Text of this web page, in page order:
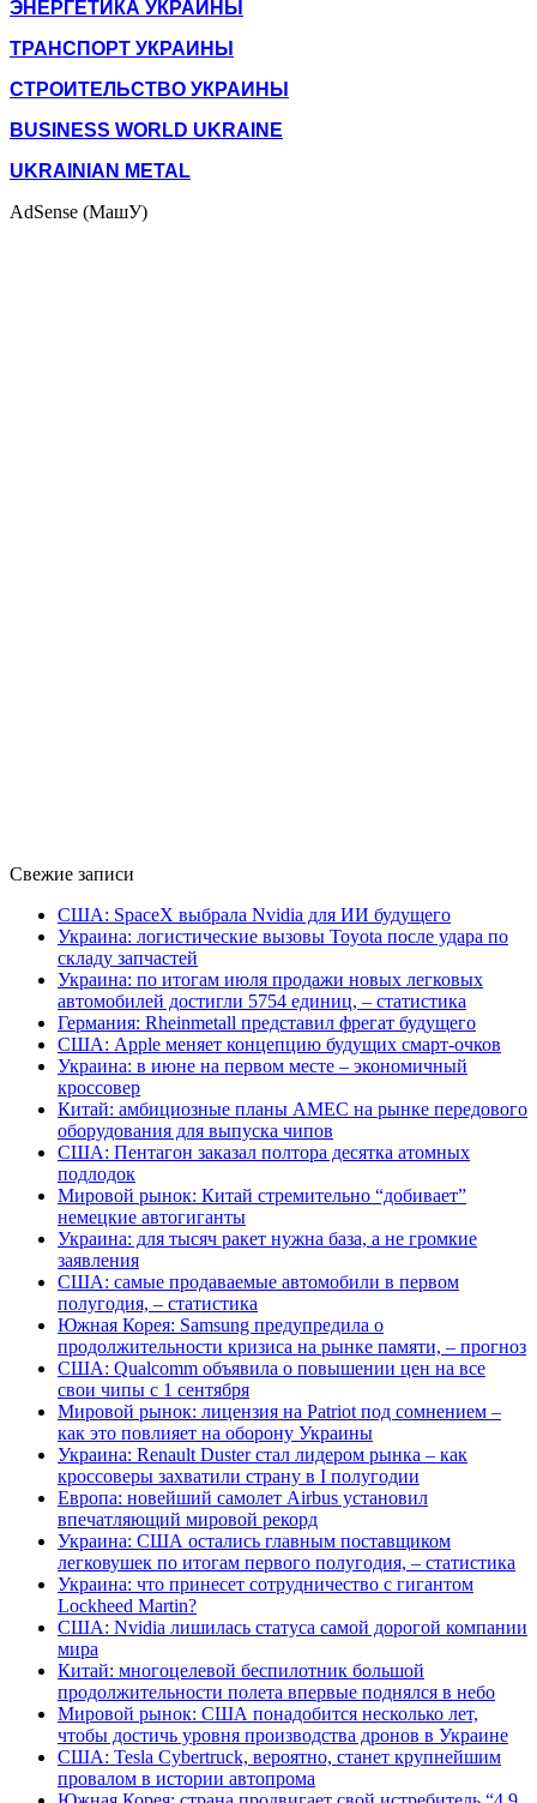
ЭНЕРГЕТИКА УКРАИНЫ
ТРАНСПОРТ УКРАИНЫ
СТРОИТЕЛЬСТВО УКРАИНЫ
BUSINESS WORLD UKRAINE
UKRAINIAN METAL
AdSense (МашУ)
Свежие записи
США: SpaceX выбрала Nvidia для ИИ будущего
Украина: логистические вызовы Toyota после удара по
складу запчастей
Украина: по итогам июля продажи новых легковых
автомобилей достигли 5754 единиц, – статистика
Германия: Rheinmetall представил фрегат будущего
США: Apple меняет концепцию будущих смарт-очков
Украина: в июне на первом месте – экономичный
кроссовер
Китай: амбициозные планы AMEC на рынке передового
оборудования для выпуска чипов
США: Пентагон заказал полтора десятка атомных
подлодок
Мировой рынок: Китай стремительно “добивает”
немецкие автогиганты
Украина: для тысяч ракет нужна база, а не громкие
заявления
США: самые продаваемые автомобили в первом
полугодия, – статистика
Южная Корея: Samsung предупредила о
продолжительности кризиса на рынке памяти, – прогноз
США: Qualcomm объявила о повышении цен на все
свои чипы с 1 сентября
Мировой рынок: лицензия на Patriot под сомнением –
как это повлияет на оборону Украины
Украина: Renault Duster стал лидером рынка – как
кроссоверы захватили страну в I полугодии
Европа: новейший самолет Airbus установил
впечатляющий мировой рекорд
Украина: США остались главным поставщиком
легковушек по итогам первого полугодия, – статистика
Украина: что принесет сотрудничество с гигантом
Lockheed Martin?
США: Nvidia лишилась статуса самой дорогой компании
мира
Китай: многоцелевой беспилотник большой
продолжительности полета впервые поднялся в небо
Мировой рынок: США понадобится несколько лет,
чтобы достичь уровня производства дронов в Украине
США: Tesla Cybertruck, вероятно, станет крупнейшим
провалом в истории автопрома